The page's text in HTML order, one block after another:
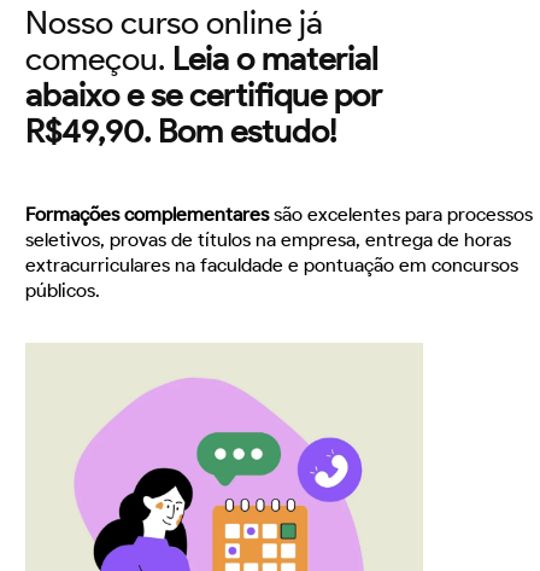
Nosso curso online já
começou. Leia o material
abaixo e se certifique por
R$49,90. Bom estudo!
Formações complementaressão excelentes para processos
seletivos, provas de títulos na empresa, entrega de horas
extracurriculares na faculdade e pontuação em concursos
públicos.